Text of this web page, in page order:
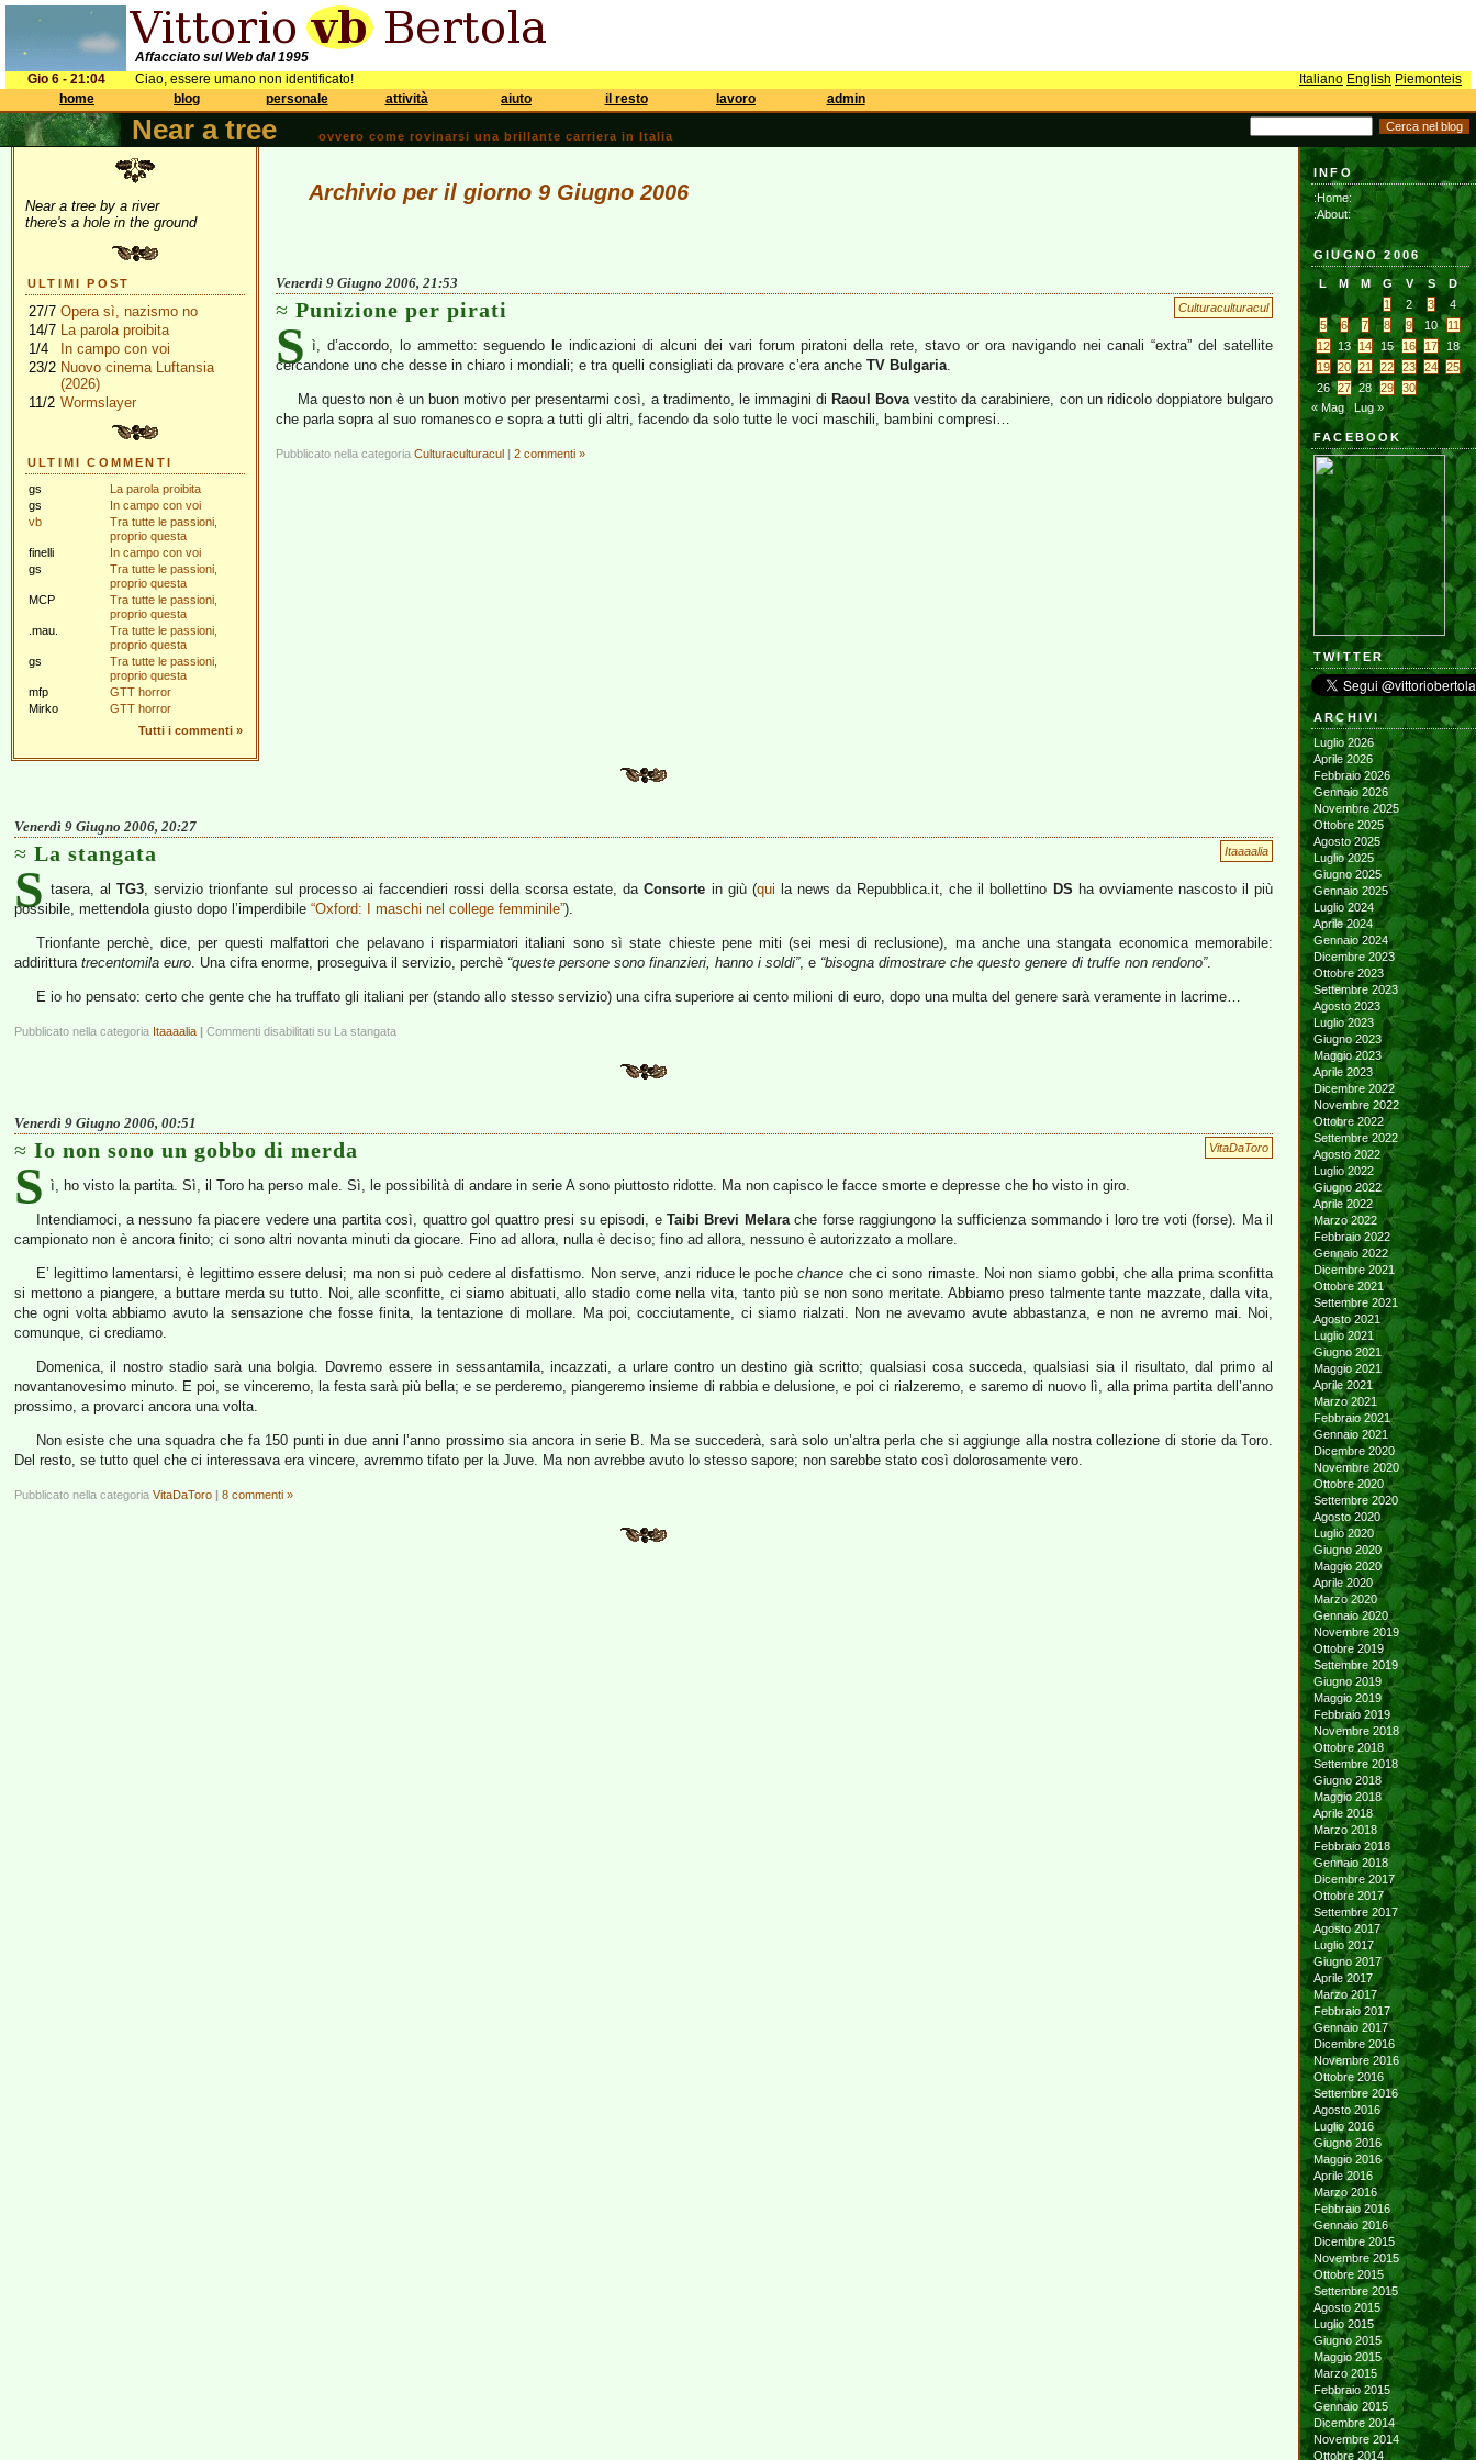
Affacciato sul Web dal 1995
Gio 6 - 21:04
Ciao, essere umano non identificato! Italiano English Piemonteis
home
blog personale attività aiuto il resto lavoro admin
Near a tree ovvero come rovinarsi una brillante carriera in Italia
Near a tree by a river
there's a hole in the ground
ULTIMI POST
27/7 Opera sì, nazismo no
14/7 La parola proibita
1/4
In campo con voi
23/2 Nuovo cinema Luftansia
(2026)
11/2 Wormslayer
ULTIMI COMMENTI
gs
La parola proibita
gs
In campo con voi
vb
Tra tutte le passioni,
proprio questa
finelli
In campo con voi
gs
Tra tutte le passioni,
proprio questa
MCP
Tra tutte le passioni,
proprio questa
.mau.
Tra tutte le passioni,
proprio questa
gs
Tra tutte le passioni,
proprio questa
mfp
GTT horror
Mirko
GTT horror
Tutti i commenti »
Archivio per il giorno 9 Giugno 2006
Venerdì 9 Giugno 2006, 21:53
Culturaculturacul
Punizione per pirati
S ì, d’accordo, lo ammetto: seguendo le indicazioni di alcuni dei vari forum piratoni della rete, stavo or ora navigando nei canali “extra” del satellite
cercandone uno che desse in chiaro i mondiali; e tra quelli consigliati da provare c’era anche TV Bulgaria.
Ma questo non è un buon motivo per presentarmi così, a tradimento, le immagini di Raoul Bovavestito da carabiniere, con un ridicolo doppiatore bulgaro
che parla sopra al suo romanesco e sopra a tutti gli altri, facendo da solo tutte le voci maschili, bambini compresi…
Pubblicato nella categoria Culturaculturacul | 2 commenti »
Venerdì 9 Giugno 2006, 20:27
Itaaaalia
La stangata
S tasera, alTG3, servizio trionfante sul processo ai faccendieri rossi della scorsa estate, daConsorte in giù (qui la news da Repubblica.it, che il bollettino DS ha ovviamente nascosto il più
possibile, mettendola giusto dopo l’imperdibile “Oxford: I maschi nel college femminile”).
Trionfante perchè, dice, per questi malfattori che pelavano i risparmiatori italiani sono sì state chieste pene miti (sei mesi di reclusione), ma anche una stangata economica memorabile:
addirittura trecentomila euro. Una cifra enorme, proseguiva il servizio, perchè “queste persone sono finanzieri, hanno i soldi”, e “bisogna dimostrare che questo genere di truffe non rendono”.
E io ho pensato: certo che gente che ha truffato gli italiani per (stando allo stesso servizio) una cifra superiore ai cento milioni di euro, dopo una multa del genere sarà veramente in lacrime…
Pubblicato nella categoria Itaaaalia | Commenti disabilitati su La stangata
Venerdì 9 Giugno 2006, 00:51
VitaDaToro
Io non sono un gobbo di merda
S ì, ho visto la partita. Sì, il Toro ha perso male. Sì, le possibilità di andare in serie A sono piuttosto ridotte. Ma non capisco le facce smorte e depresse che ho visto in giro.
Intendiamoci, a nessuno fa piacere vedere una partita così, quattro gol quattro presi su episodi, e Taibi Brevi Melarache forse raggiungono la sufficienza sommando i loro tre voti (forse). Ma il
campionato non è ancora finito; ci sono altri novanta minuti da giocare. Fino ad allora, nulla è deciso; fino ad allora, nessuno è autorizzato a mollare.
E’ legittimo lamentarsi, è legittimo essere delusi; ma non si può cedere al disfattismo. Non serve, anzi riduce le pochechance che ci sono rimaste. Noi non siamo gobbi, che alla prima sconfitta
si mettono a piangere, a buttare merda su tutto. Noi, alle sconfitte, ci siamo abituati, allo stadio come nella vita, tanto più se non sono meritate. Abbiamo preso talmente tante mazzate, dalla vita,
che ogni volta abbiamo avuto la sensazione che fosse finita, la tentazione di mollare. Ma poi, cocciutamente, ci siamo rialzati. Non ne avevamo avute abbastanza, e non ne avremo mai. Noi,
comunque, ci crediamo.
Domenica, il nostro stadio sarà una bolgia. Dovremo essere in sessantamila, incazzati, a urlare contro un destino già scritto; qualsiasi cosa succeda, qualsiasi sia il risultato, dal primo al
novantanovesimo minuto. E poi, se vinceremo, la festa sarà più bella; e se perderemo, piangeremo insieme di rabbia e delusione, e poi ci rialzeremo, e saremo di nuovo lì, alla prima partita dell’anno
prossimo, a provarci ancora una volta.
Non esiste che una squadra che fa 150 punti in due anni l’anno prossimo sia ancora in serie B. Ma se succederà, sarà solo un’altra perla che si aggiunge alla nostra collezione di storie da Toro.
Del resto, se tutto quel che ci interessava era vincere, avremmo tifato per la Juve. Ma non avrebbe avuto lo stesso sapore; non sarebbe stato così dolorosamente vero.
Pubblicato nella categoria VitaDaToro | 8 commenti »
INFO
:Home:
:About:
GIUGNO 2006
L M M G V S
D
1
2 3
4
5
6 7 8 9 10
11
12
13 14 15 16 17
18
19
20 21 22 23 24
25
26
27 28 29
30
« Mag
Lug »
FACEBOOK
TWITTER
ARCHIVI
Luglio 2026
Aprile 2026
Febbraio 2026
Gennaio 2026
Novembre 2025
Ottobre 2025
Agosto 2025
Luglio 2025
Giugno 2025
Gennaio 2025
Luglio 2024
Aprile 2024
Gennaio 2024
Dicembre 2023
Ottobre 2023
Settembre 2023
Agosto 2023
Luglio 2023
Giugno 2023
Maggio 2023
Aprile 2023
Dicembre 2022
Novembre 2022
Ottobre 2022
Settembre 2022
Agosto 2022
Luglio 2022
Giugno 2022
Aprile 2022
Marzo 2022
Febbraio 2022
Gennaio 2022
Dicembre 2021
Ottobre 2021
Settembre 2021
Agosto 2021
Luglio 2021
Giugno 2021
Maggio 2021
Aprile 2021
Marzo 2021
Febbraio 2021
Gennaio 2021
Dicembre 2020
Novembre 2020
Ottobre 2020
Settembre 2020
Agosto 2020
Luglio 2020
Giugno 2020
Maggio 2020
Aprile 2020
Marzo 2020
Gennaio 2020
Novembre 2019
Ottobre 2019
Settembre 2019
Giugno 2019
Maggio 2019
Febbraio 2019
Novembre 2018
Ottobre 2018
Settembre 2018
Giugno 2018
Maggio 2018
Aprile 2018
Marzo 2018
Febbraio 2018
Gennaio 2018
Dicembre 2017
Ottobre 2017
Settembre 2017
Agosto 2017
Luglio 2017
Giugno 2017
Aprile 2017
Marzo 2017
Febbraio 2017
Gennaio 2017
Dicembre 2016
Novembre 2016
Ottobre 2016
Settembre 2016
Agosto 2016
Luglio 2016
Giugno 2016
Maggio 2016
Aprile 2016
Marzo 2016
Febbraio 2016
Gennaio 2016
Dicembre 2015
Novembre 2015
Ottobre 2015
Settembre 2015
Agosto 2015
Luglio 2015
Giugno 2015
Maggio 2015
Marzo 2015
Febbraio 2015
Gennaio 2015
Dicembre 2014
Novembre 2014
Ottobre 2014